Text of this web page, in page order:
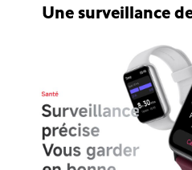
Une surveillance